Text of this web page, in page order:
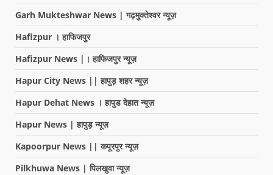
Garh Mukteshwar News | गढ़मुक्तेश्वर न्यूज़
Hafizpur । हाफिजपुर
Hafizpur News |। हाफिजपुर न्यूज़
Hapur City News || हापुड़ शहर न्यूज़
Hapur Dehat News । हापुड देहात न्यूज़
Hapur News | हापुड़ न्यूज़
Kapoorpur News || कपूरपुर न्यूज़
Pilkhuwa News | पिलखुवा न्यूज़